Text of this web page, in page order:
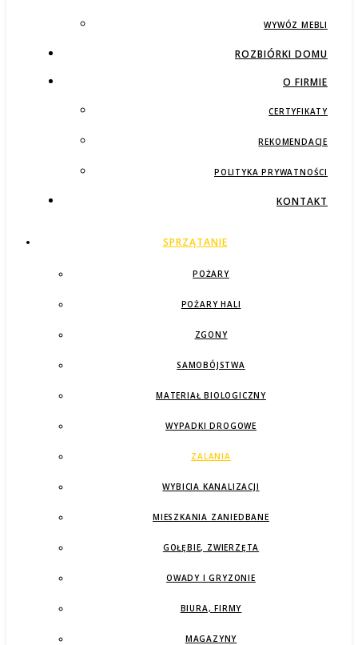
WYWÓZ MEBLI
ROZBIÓRKI DOMU
O FIRMIE
CERTYFIKATY
REKOMENDACJE
POLITYKA PRYWATNOŚCI
KONTAKT
SPRZĄTANIE
POŻARY
POŻARY HALI
ZGONY
SAMOBÓJSTWA
MATERIAŁ BIOLOGICZNY
WYPADKI DROGOWE
ZALANIA
WYBICIA KANALIZACJI
MIESZKANIA ZANIEDBANE
GOŁĘBIE, ZWIERZĘTA
OWADY I GRYZONIE
BIURA, FIRMY
MAGAZYNY